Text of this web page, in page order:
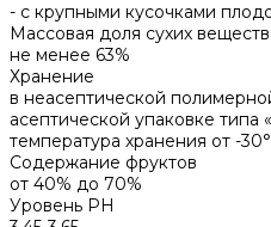
- с крупными кусочками
Массовая доля сухих веществ
не менее 63%
Хранение
в неасептической
асептической упаковке типа
температура хранения от -
Содержание фруктов
от 40% до 70%
Уровень PH